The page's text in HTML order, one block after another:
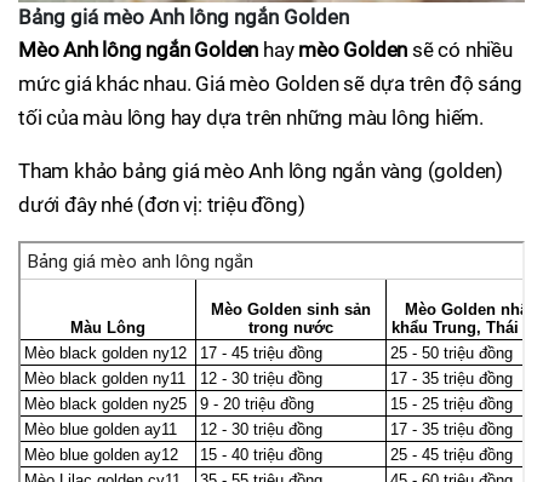
Bảng giá mèo Anh lông ngắn Golden
Mèo Anh lông ngắn Golden hay mèo Golden sẽ có nhiều
mức giá khác nhau. Giá mèo Golden sẽ dựa trên độ sáng
tối của màu lông hay dựa trên những màu lông hiếm.
Tham khảo bảng giá mèo Anh lông ngắn vàng (golden)
dưới đây nhé (đơn vị: triệu đồng)